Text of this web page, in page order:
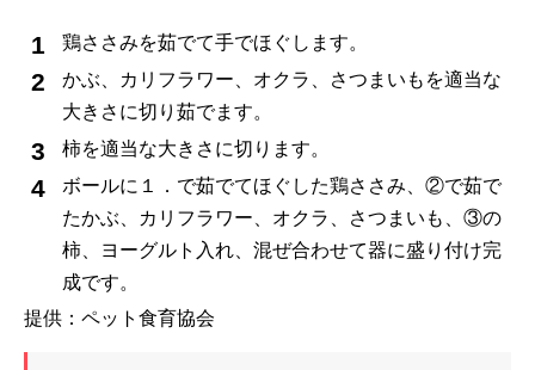
鶏ささみを茹でて手でほぐします。
かぶ、カリフラワー、オクラ、さつまいもを適当な
大きさに切り茹でます。
柿を適当な大きさに切ります。
ボールに１．で茹でてほぐした鶏ささみ、②で茹で
たかぶ、カリフラワー、オクラ、さつまいも、③の
柿、ヨーグルト入れ、混ぜ合わせて器に盛り付け完
成です。
提供：ペット食育協会